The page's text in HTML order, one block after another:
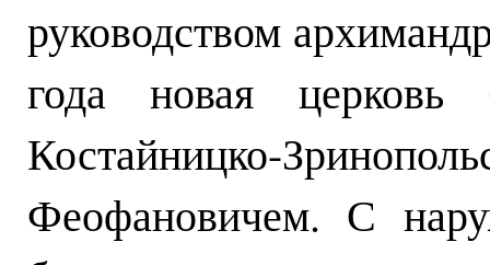
руководством
года новая церковь
Костайницко-
Феофановичем. С